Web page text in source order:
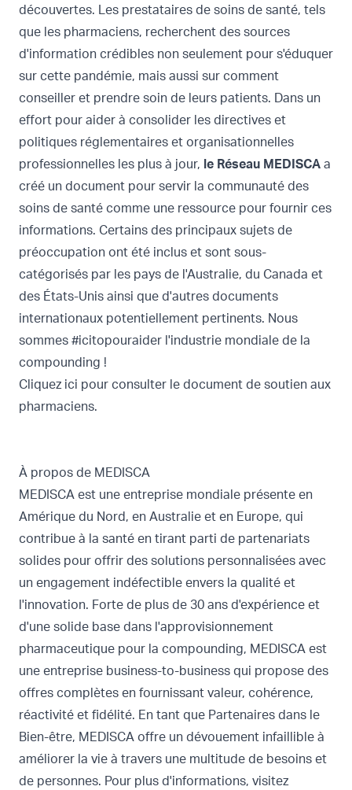
découvertes. Les prestataires de soins de santé, tels
que les pharmaciens, recherchent des sources
d'information crédibles non seulement pour s'éduquer
sur cette pandémie, mais aussi sur comment
conseiller et prendre soin de leurs patients. Dans un
effort pour aider à consolider les directives et
politiques réglementaires et organisationnelles
professionnelles les plus à jour, le Réseau MEDISCA a
créé un document pour servir la communauté des
soins de santé comme une ressource pour fournir ces
informations. Certains des principaux sujets de
préoccupation ont été inclus et sont sous-
catégorisés par les pays de l'Australie, du Canada et
des États-Unis ainsi que d'autres documents
internationaux potentiellement pertinents. Nous
sommes #icitopouraider l'industrie mondiale de la
compounding !
Cliquez ici pour consulter le document de soutien aux
pharmaciens.
À propos de MEDISCA
MEDISCA est une entreprise mondiale présente en
Amérique du Nord, en Australie et en Europe, qui
contribue à la santé en tirant parti de partenariats
solides pour offrir des solutions personnalisées avec
un engagement indéfectible envers la qualité et
l'innovation. Forte de plus de 30 ans d'expérience et
d'une solide base dans l'approvisionnement
pharmaceutique pour la compounding, MEDISCA est
une entreprise business-to-business qui propose des
offres complètes en fournissant valeur, cohérence,
réactivité et fidélité. En tant que Partenaires dans le
Bien-être, MEDISCA offre un dévouement infaillible à
améliorer la vie à travers une multitude de besoins et
de personnes. Pour plus d'informations, visitez